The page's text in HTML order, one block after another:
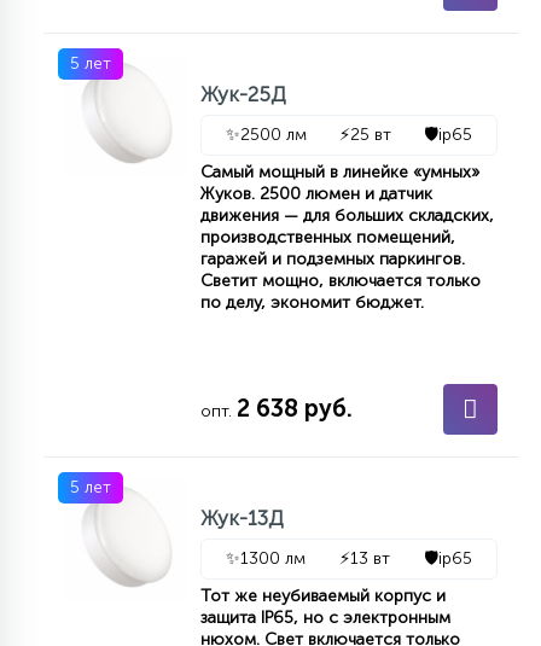
5 лет
Жук-25Д
✨2500 лм ⚡25 вт 🛡️ip65
Самый мощный в линейке «умных»
Жуков. 2500 люмен и датчик
движения — для больших складских,
производственных помещений,
гаражей и подземных паркингов.
Светит мощно, включается только
по делу, экономит бюджет.
опт. 2 638 руб.
5 лет
Жук-13Д
✨1300 лм ⚡13 вт 🛡️ip65
Тот же неубиваемый корпус и
защита IP65, но с электронным
нюхом. Свет включается только